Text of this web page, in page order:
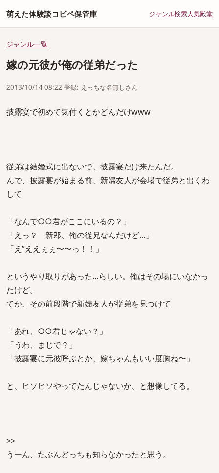
萌えた体験談コピペ保管庫 ジャンル検索人気殿堂
ジャンル一覧
嫁の元彼が俺の従弟だった
2013/10/14 08:22 登録: えっちな名無しさん
披露宴で初めて気付くとかどんだけwww
従弟は結婚式に出ないで、披露宴だけ来たんだ。
んで、披露宴が始まる前、新婦友人が会場で従弟と出くわ
して
「なんで○○君がここにいるの？」
「えっ？ 新郎、俺の従兄なんだけど…」
「え”ええぇぇ〜〜っ！！」
というやり取りがあった…らしい。俺はその場にいなかっ
たけど。
てか、その前段階で新婦友人が従弟を見つけて
「あれ、○○君じゃない？」
「うわ、まじで？」
「披露宴に元彼呼ぶとか、嫁ちゃんもいい度胸ね〜」
と、ヒソヒソやってたんじゃないか、と想像してる。
>>
うーん、たぶんどっちも知らなかったと思う。